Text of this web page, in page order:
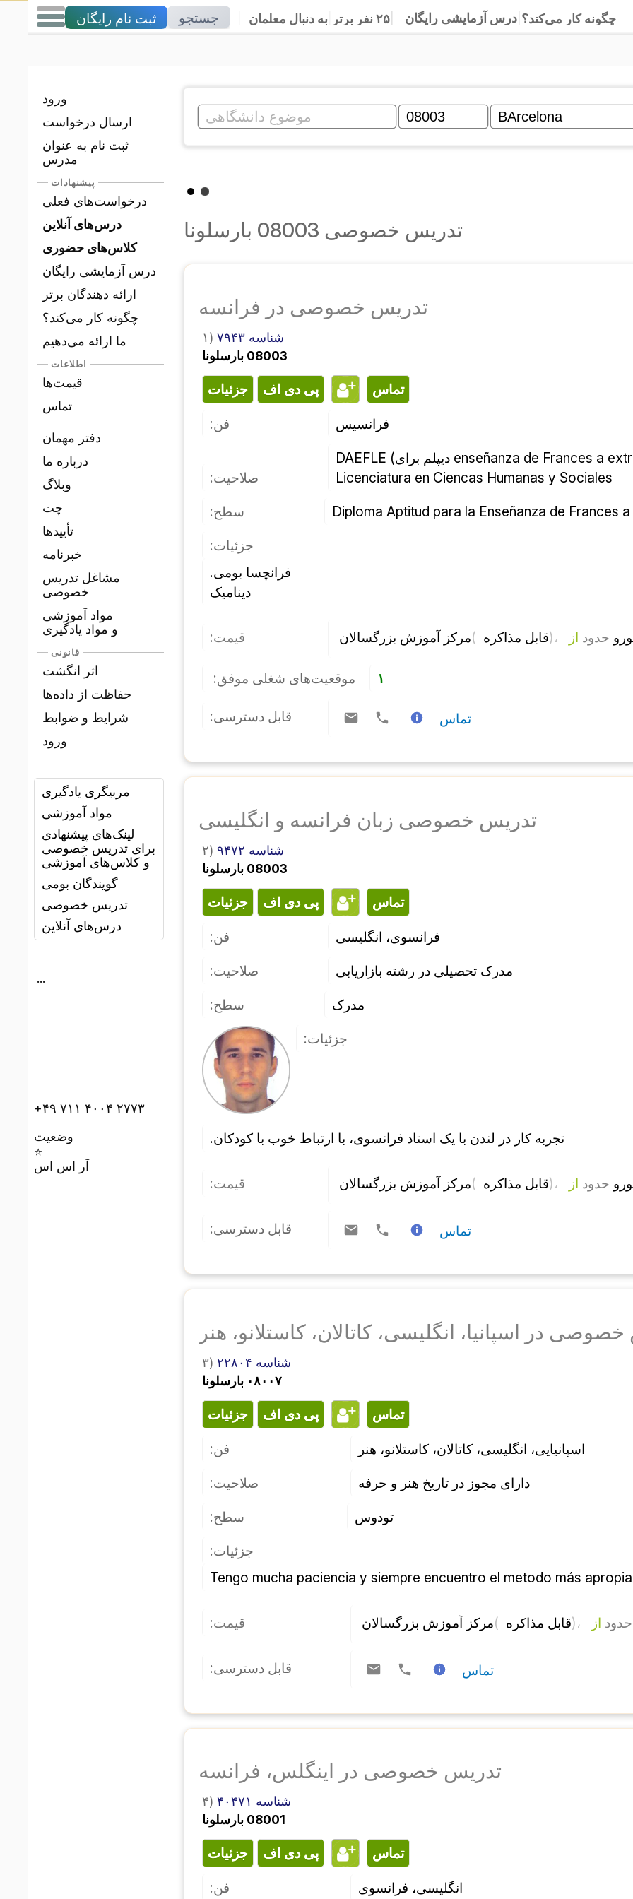
تدریس خصوصیدربارسلونا ثبت نام رایگان جستجو به دنبال معلمان ۲۵ نفر برتر درس آزمایشی رایگان چگونه کار می‌کند؟
ورود
ارسال درخواست
ثبت نام به عنوان
مدرس
پیشنهادات
درخواست‌های فعلی
درس‌های آنلاین
کلاس‌های حضوری
درس آزمایشی رایگان
ارائه دهندگان برتر
چگونه کار می‌کند؟
ما ارائه می‌دهیم
اطلاعات
قیمت‌ها
تماس
دفتر مهمان
درباره ما
وبلاگ
چت
تأییدها
خبرنامه
مشاغل تدریس
خصوصی
مواد آموزشی
و مواد یادگیری
قانونی
اثر انگشت
حفاظت از داده‌ها
شرایط و ضوابط
ورود
مربیگری یادگیری
مواد آموزشی
لینک‌های پیشنهادی
برای تدریس خصوصی
و کلاس‌های آموزشی
گویندگان بومی
تدریس خصوصی
درس‌های آنلاین
...
‎+۴۹ ۷۱۱ ۴۰۰۴ ۲۷۷۳‎
وضعیت
⭐
آر اس اس
تدریس خصوصی 08003 بارسلونا
تدریس خصوصی در فرانسه
۱)
شناسه ۷۹۴۳
08003 بارسلونا
جزئیات پی دی اف تماس
فن: فرانسیس
صلاحیت:
Licenciatura en Ciencas Humanas y Sociales
سطح:
Diploma Aptitud para la Enseñanza de Frances
جزئیات:
دینامیک
قیمت: مرکز آموزش بزرگسالان ( قابل مذاکره )، از حدود
موقعیت‌های شغلی موفق: ۱
قابل دسترسی: تماس
تدریس خصوصی زبان فرانسه و انگلیسی
۲)
شناسه ۹۴۷۲
08003 بارسلونا
جزئیات پی دی اف تماس
فن:
فرانسوی، انگلیسی
صلاحیت:
مدرک تحصیلی در رشته بازاریابی
سطح:
مدرک
جزئیات:
تجربه کار در لندن با یک استاد فرانسوی، با ارتباط خوب با کودکان.
قیمت: مرکز آموزش بزرگسالان ( قابل مذاکره )، از حدود
قابل دسترسی: تماس
در اسپانیا، انگلیسی، کاتالان، کاستلانو، هنر
۳)
شناسه ۲۲۸۰۴
۰۸۰۰۷ بارسلونا
جزئیات پی دی اف تماس
فن:
اسپانیایی، انگلیسی، کاتالان، کاستلانو، هنر
صلاحیت:
دارای مجوز در تاریخ هنر و حرفه
سطح:
تودوس
جزئیات:
Tengo mucha paciencia y siempre encuentro el metodo más
قیمت: مرکز آموزش بزرگسالان ( قابل مذاکره )، از حدود
قابل دسترسی: تماس
تدریس خصوصی در اینگلس، فرانسه
۴)
شناسه ۴۰۴۷۱
08001 بارسلونا
جزئیات پی دی اف تماس
فن: انگلیسی، فرانسوی